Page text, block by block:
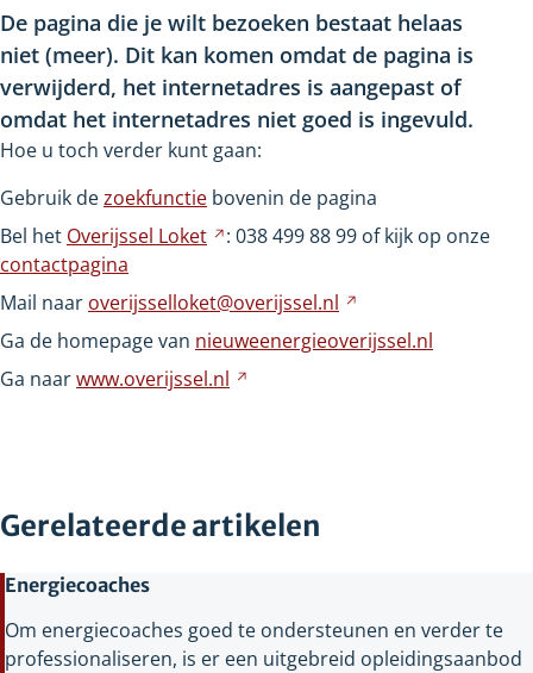
De pagina die je wilt bezoeken bestaat helaas
niet (meer). Dit kan komen omdat de pagina is
verwijderd, het internetadres is aangepast of
omdat het internetadres niet goed is ingevuld.
Hoe u toch verder kunt gaan:
Gebruik dezoekfunctie bovenin de pagina
Bel het Overijssel Loket
Verwijst
een
andere
website
: 0384998899 of kijk op onze
contactpagina
Mail naar overijsselloket@overijssel.nl
naar
een
Ga de homepage van nieuweenergieoverijssel.nl
Ga naarwww.overijssel.nl
Gerelateerde artikelen
Energiecoaches
Om energiecoaches goed te ondersteunen en verder te
professionaliseren, is er een uitgebreid opleidingsaanbod